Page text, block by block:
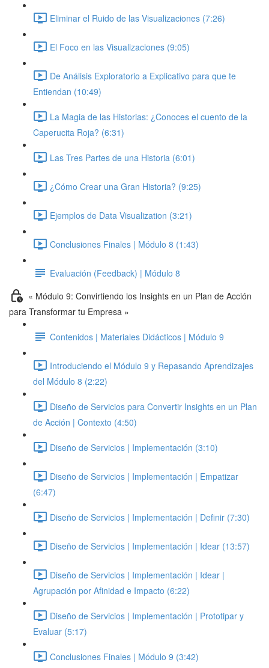
Eliminar el Ruido de las Visualizaciones (7:26)
El Foco en las Visualizaciones (9:05)
De Análisis Exploratorio a Explicativo para que te
Entiendan (10:49)
La Magia de las Historias: ¿Conoces el cuento de la
Caperucita Roja? (6:31)
Las Tres Partes de una Historia (6:01)
¿Cómo Crear una Gran Historia? (9:25)
Ejemplos de Data Visualization (3:21)
Conclusiones Finales | Módulo 8 (1:43)
Evaluación (Feedback) | Módulo 8
« Módulo 9: Convirtiendo los Insights en un Plan de Acción
para Transformar tu Empresa »
Contenidos | Materiales Didácticos | Módulo 9
Introduciendo el Módulo 9 y Repasando Aprendizajes
del Módulo 8 (2:22)
Diseño de Servicios para Convertir Insights en un Plan
de Acción | Contexto (4:50)
Diseño de Servicios | Implementación (3:10)
Diseño de Servicios | Implementación | Empatizar
(6:47)
Diseño de Servicios | Implementación | Definir (7:30)
Diseño de Servicios | Implementación | Idear (13:57)
Diseño de Servicios | Implementación | Idear |
Agrupación por Afinidad e Impacto (6:22)
Diseño de Servicios | Implementación | Prototipar y
Evaluar (5:17)
Conclusiones Finales | Módulo 9 (3:42)